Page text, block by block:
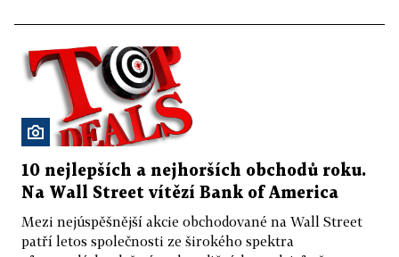
10 nejlepších a nejhorších obchodů roku.
Na Wall Street vítězí Bank of America
Mezi nejúspěšnější akcie obchodované na Wall Street
patří letos společnosti ze širokého spektra